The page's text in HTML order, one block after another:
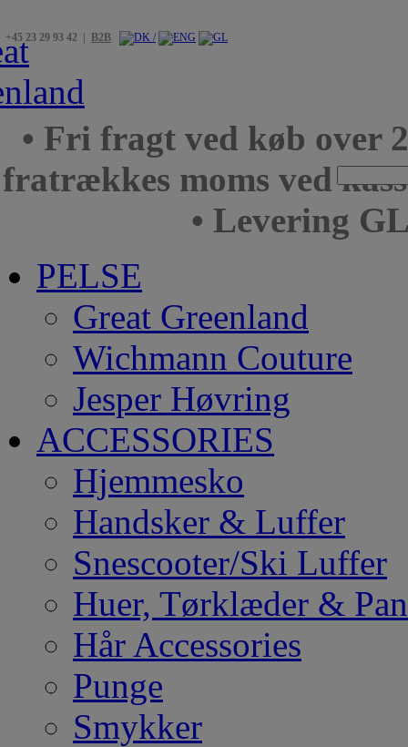
+45 23 29 93 42 | B2B
• Fri fragt ved køb over
fratrækkes moms ved
• Levering
PELSE
Great Greenland
Wichmann Couture
Jesper Høvring
ACCESSORIES
Hjemmesko
Handsker & Luffer
Snescooter/Ski Luffer
Huer, Tørklæder &
Hår Accessories
Punge
Smykker